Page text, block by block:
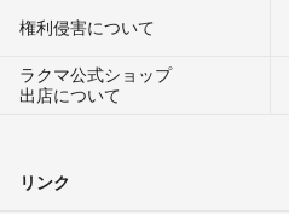
権利侵害について
ラクマ公式ショップ
出店について
リンク